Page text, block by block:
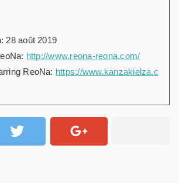
28 août 2019
http://www.reona-reona.com/
ReoNa: https://www.kanzakielza.c